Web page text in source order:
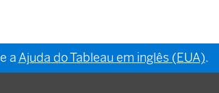
aAjuda do Tableau em inglês (EUA).